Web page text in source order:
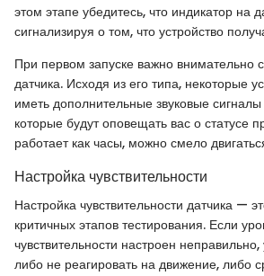
этом этапе убедитесь, что индикатор на
сигнализируя о том, что устройство
При первом запуске важно внимательно
датчика. Исходя из его типа, некоторые
иметь дополнительные звуковые
которые будут оповещать вас о статусе
работает как часы, можно смело
Настройка чувствительности
Настройка чувствительности датчика —
критичных этапов тестирования. Если
чувствительности настроен
либо не реагировать на движение, либо